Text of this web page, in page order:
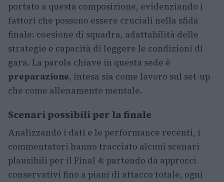
portato a questa composizione, evidenziando i
fattori che possono essere cruciali nella sfida
finale: coesione di squadra, adattabilità delle
strategie e capacità di leggere le condizioni di
gara. La parola chiave in questa sede è
preparazione, intesa sia come lavoro sul set-up
che come allenamento mentale.
Scenari possibili per la finale
Analizzando i dati e le performance recenti, i
commentatori hanno tracciato alcuni scenari
plausibili per il Final 4: partendo da approcci
conservativi fino a piani di attacco totale, ogni